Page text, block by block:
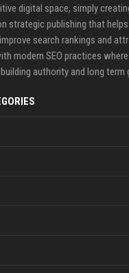
digital space, simply
strategic publishing that
search rankings and
modern SEO practices
authority and long term